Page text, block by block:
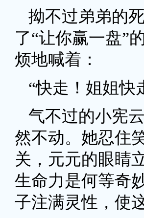
拗不过弟弟的
了“让你赢一盘”
烦地喊着：
“快走！姐姐快
气不过的小宪
然不动。她忍住
关，元元的眼睛
生命力是何等奇
子注满灵性，使